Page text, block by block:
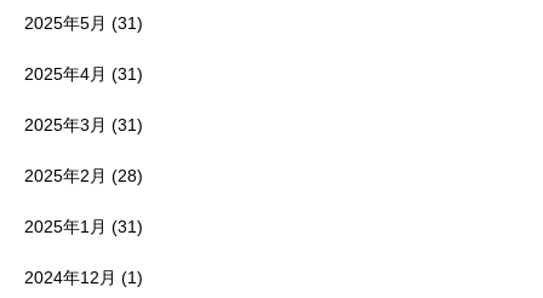
2025年5月 (31)
2025年4月 (31)
2025年3月 (31)
2025年2月 (28)
2025年1月 (31)
2024年12月 (1)